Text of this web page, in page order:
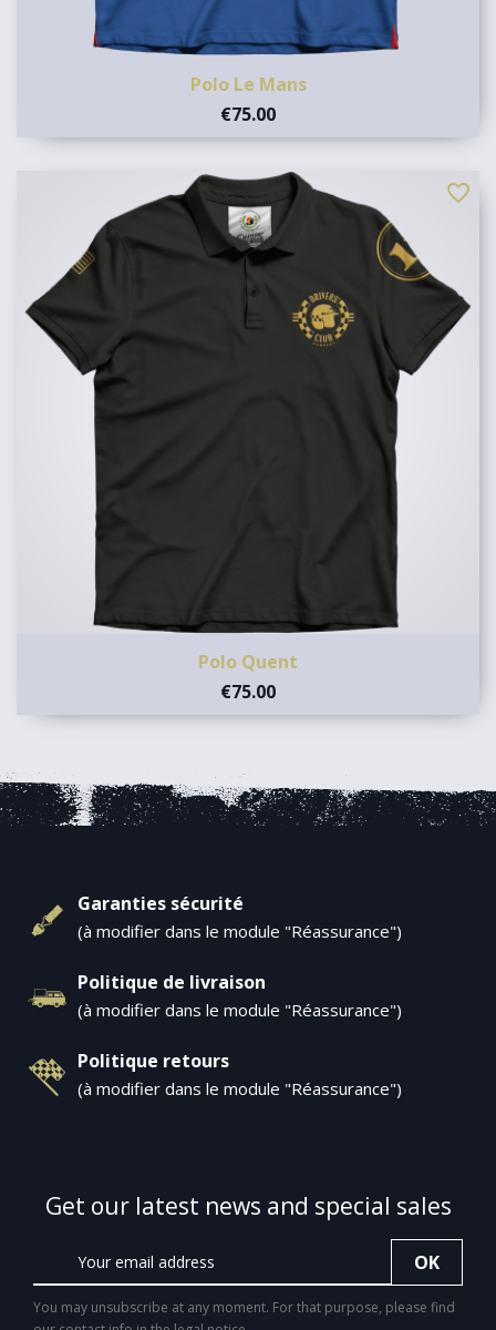
Polo Le Mans
€75.00
Polo Quent
€75.00
favorite_border
Garanties sécurité
(à modifier dans le module "Réassurance")
Politique de livraison
(à modifier dans le module "Réassurance")
Politique retours
(à modifier dans le module "Réassurance")
Get our latest news and special sales
You may unsubscribe at any moment. For that purpose, please find